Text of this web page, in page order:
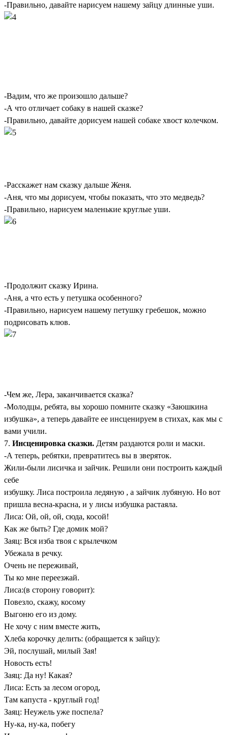
-Правильно, давайте нарисуем нашему зайцу длинные уши.
-Вадим, что же произошло дальше?
-А что отличает собаку в нашей сказке?
-Правильно, давайте дорисуем нашей собаке хвост колечком.
-Расскажет нам сказку дальше Женя.
-Аня, что мы дорисуем, чтобы показать, что это медведь?
-Правильно, нарисуем маленькие круглые уши.
-Продолжит сказку Ирина.
-Аня, а что есть у петушка особенного?
-Правильно, нарисуем нашему петушку гребешок, можно
подрисовать клюв.
-Чем же, Лера, заканчивается сказка?
-Молодцы, ребята, вы хорошо помните сказку «Заюшкина
избушка», а теперь давайте ее инсценируем в стихах, как мы с
вами учили.
7. Инсценировка сказки. Детям раздаются роли и маски.
-А теперь, ребятки, превратитесь вы в зверяток.
Жили-были лисичка и зайчик. Решили они построить каждый
себе
избушку. Лиса построила ледяную , а зайчик лубяную. Но вот
пришла весна-красна, и у лисы избушка растаяла.
Лиса: Ой, ой, ой, сюда, косой!
Как же быть? Где домик мой?
Заяц: Вся изба твоя с крылечком
Убежала в речку.
Очень не переживай,
Ты ко мне переезжай.
Лиса:(в сторону говорит):
Повезло, скажу, косому
Выгоню его из дому.
Не хочу с ним вместе жить,
Хлеба корочку делить: (обращается к зайцу):
Эй, послушай, милый Зая!
Новость есть!
Заяц: Да ну! Какая?
Лиса: Есть за лесом огород,
Там капуста - круглый год!
Заяц: Неужель уже поспела?
Ну-ка, ну-ка, побегу